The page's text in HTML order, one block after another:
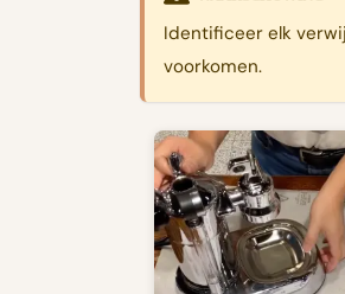
Identificeer elk
voorkomen.